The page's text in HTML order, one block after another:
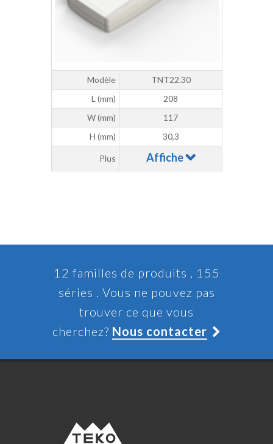
Modèle
TNT22.30
L (mm)
208
W (mm)
117
H (mm)
30,3
Plus Affiche
12 familles de produits , 155
séries . Vous ne pouvez pas
trouver ce que vous
cherchez? Nous contacter